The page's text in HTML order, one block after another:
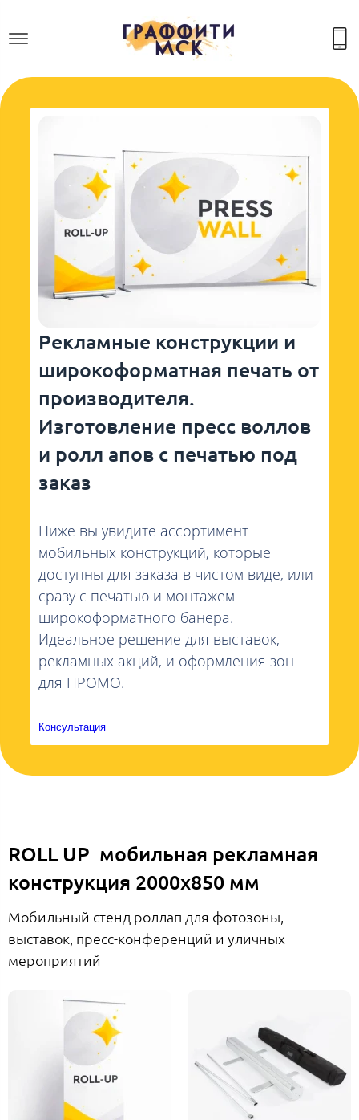
Рекламные конструкции и
широкоформатная печать от
производителя.
Изготовление пресс воллов
и ролл апов с печатью под
заказ
Ниже вы увидите ассортимент
мобильных конструкций, которые
доступны для заказа в чистом виде, или
сразу с печатью и монтажем
широкоформатного банера.
Идеальное решение для выставок,
рекламных акций, и оформления зон
для ПРОМО.
Консультация
ROLL UP мобильная рекламная
конструкция 2000х850 мм
Мобильный стенд роллап для фотозоны,
выставок, пресс-конференций и уличных
мероприятий